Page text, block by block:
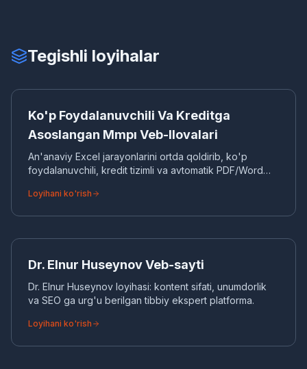
Tegishli loyihalar
KO
Ko'p Foydalanuvchili Va Kreditga
Asoslangan Mmpı Veb-Ilovalari
An'anaviy Excel jarayonlarini ortda qoldirib, ko'p
foydalanuvchili, kredit tizimli va avtomatik PDF/Word
(Minnesota ko'p qirrali shaxsiyat inventari) veb-
Loyihani ko'rish
DR
Dr. Elnur Huseynov Veb-sayti
Dr. Elnur Huseynov loyihasi: kontent sifati, unumdorlik
va SEO ga urg'u berilgan tibbiy ekspert platforma.
Loyihani ko'rish